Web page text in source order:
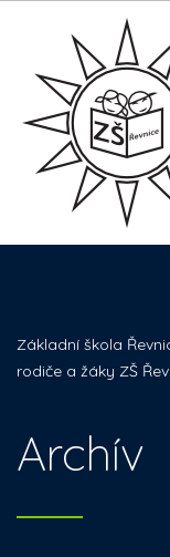
Základní škola
rodiče a žáky ZŠ
Archív